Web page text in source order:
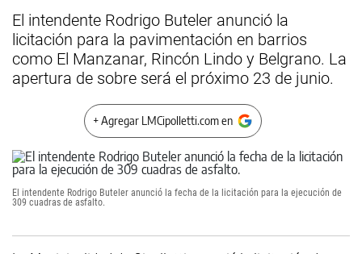
El intendente Rodrigo Buteler anunció la
licitación para la pavimentación en barrios
como El Manzanar, Rincón Lindo y Belgrano. La
apertura de sobre será el próximo 23 de junio.
+ Agregar LMCipolletti.com en
El intendente Rodrigo Buteler anunció la fecha de la licitación para la ejecución de
309 cuadras de asfalto.